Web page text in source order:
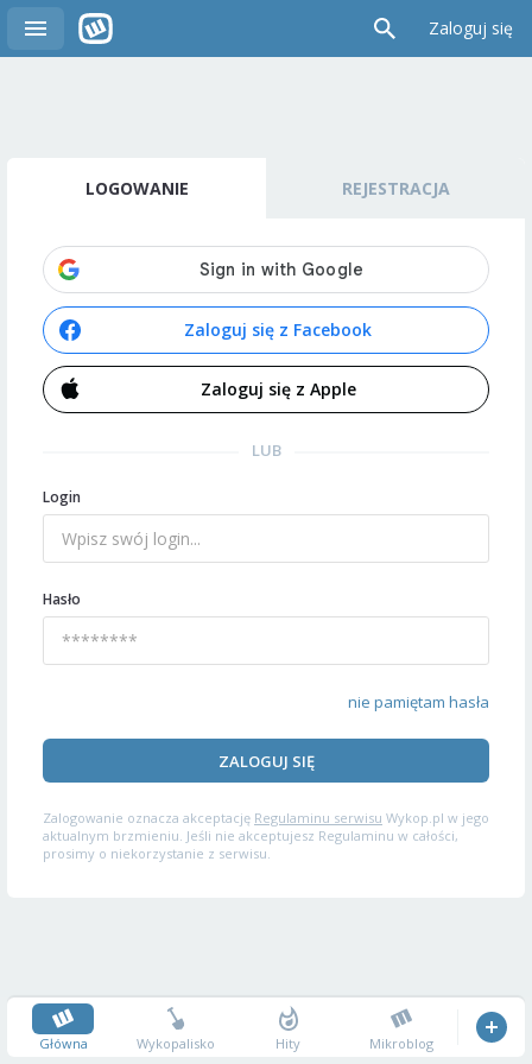
Zaloguj się
LOGOWANIE REJESTRACJA
Zaloguj się z Facebook
Zaloguj się z Apple
LUB
Login
Hasło
nie pamiętam hasła
ZALOGUJ SIĘ
Zalogowanie oznacza akceptację Regulaminu serwisu Wykop.pl w jego
aktualnym brzmieniu. Jeśli nie akceptujesz Regulaminu w całości,
prosimy o niekorzystanie z serwisu.
Główna Wykopalisko Hity Mikroblog